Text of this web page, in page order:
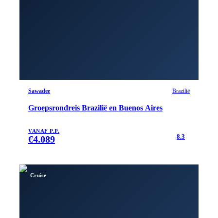
Sawadee Brazilië
Groepsrondreis Brazilië en Buenos Aires
VANAF P.P.
€4.089 8.3
Cruise